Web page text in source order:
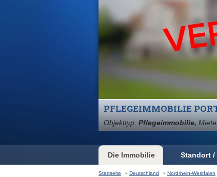
PFLEGEIMMOBILIE
Objekttyp: Pflegeimmobilie,
Die Immobilie Standort /
Startseite › Deutschland › Nordrhein-Westfalen